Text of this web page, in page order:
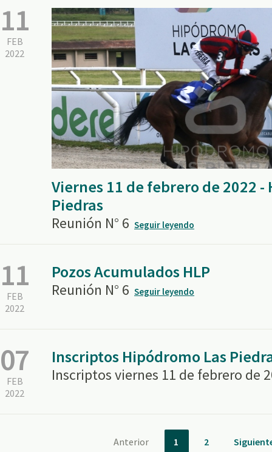
11
FEB
2022
Viernes 11 de febrero de 2022 -
Piedras
Reunión N° 6 Seguir leyendo
11
FEB
2022
Pozos Acumulados HLP
Reunión N° 6 Seguir leyendo
07
FEB
2022
Inscriptos Hipódromo Las
Inscriptos viernes 11 de febrero de
Anterior 1 2